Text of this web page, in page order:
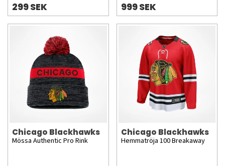
299 SEK 999 SEK
Chicago Blackhawks
Mössa Authentic Pro Rink
Chicago Blackhawks
Hemmatröja 100 Breakaway